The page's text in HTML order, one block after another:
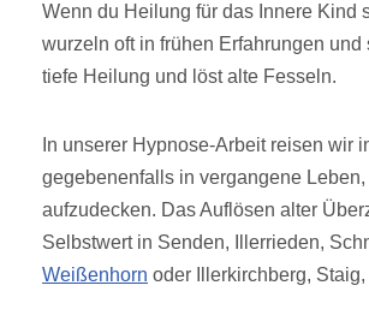
Wenn du Heilung für das Innere Kind
wurzeln oft in frühen Erfahrungen
tiefe Heilung und löst alte Fesseln.
In unserer Hypnose-Arbeit reisen wir
gegebenenfalls in vergangene
aufzudecken. Das Auflösen alter
Selbstwert in Senden, Illerrieden,
Weißenhorn oder Illerkirchberg, Staig,